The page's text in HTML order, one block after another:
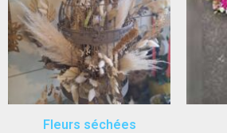
Fleurs séchées